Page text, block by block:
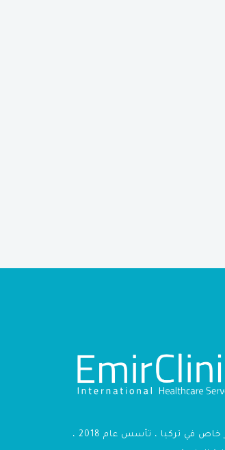
أمير كلينك هو مركز خاص في تركيا ، تأسس عام 2018 ،